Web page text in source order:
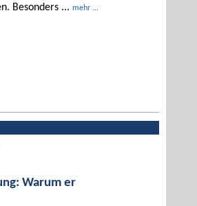
Besonders ... mehr ...
Warum er